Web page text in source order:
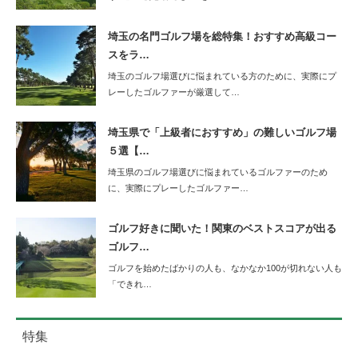
埼玉の名門ゴルフ場を総特集！おすすめ高級コー
スをラ…
埼玉のゴルフ場選びに悩まれている方のために、実際にプ
レーしたゴルファーが厳選して…
埼玉県で「上級者におすすめ」の難しいゴルフ場
５選【…
埼玉県のゴルフ場選びに悩まれているゴルファーのため
に、実際にプレーしたゴルファー…
ゴルフ好きに聞いた！関東のベストスコアが出る
ゴルフ…
ゴルフを始めたばかりの人も、なかなか100が切れない人も
「できれ…
特集